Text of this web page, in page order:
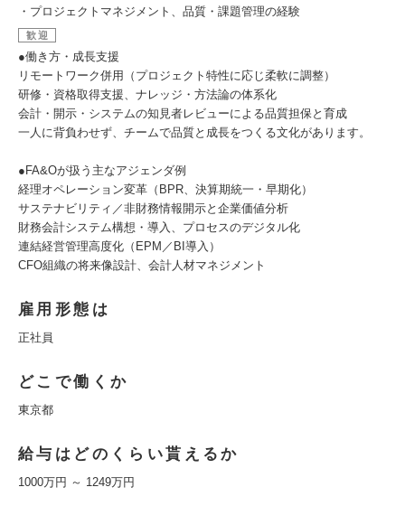
・プロジェクトマネジメント、品質・課題管理の経験
歓迎
●働き方・成長支援
リモートワーク併用（プロジェクト特性に応じ柔軟に調整）
研修・資格取得支援、ナレッジ・方法論の体系化
会計・開示・システムの知見者レビューによる品質担保と育成
一人に背負わせず、チームで品質と成長をつくる文化があります。
●FA&Oが扱う主なアジェンダ例
経理オペレーション変革（BPR、決算期統一・早期化）
サステナビリティ／非財務情報開示と企業価値分析
財務会計システム構想・導入、プロセスのデジタル化
連結経営管理高度化（EPM／BI導入）
CFO組織の将来像設計、会計人材マネジメント
雇用形態は
正社員
どこで働くか
東京都
給与はどのくらい貰えるか
1000万円 ～ 1249万円